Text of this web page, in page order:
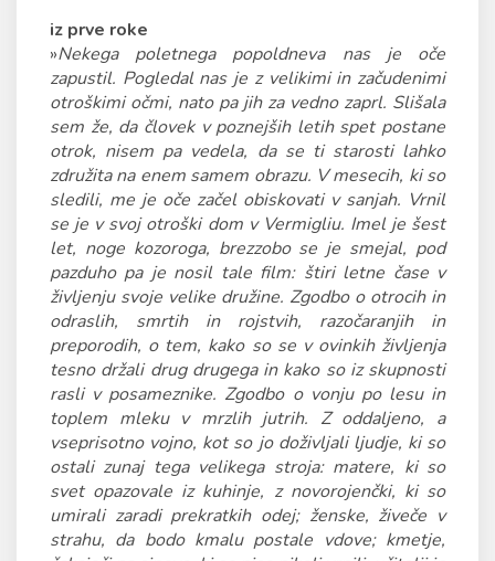
iz prve roke
»Nekega poletnega popoldneva nas je oče
zapustil. Pogledal nas je z velikimi in začudenimi
otroškimi očmi, nato pa jih za vedno zaprl. Slišala
sem že, da človek v poznejših letih spet postane
otrok, nisem pa vedela, da se ti starosti lahko
združita na enem samem obrazu. V mesecih, ki so
sledili, me je oče začel obiskovati v sanjah. Vrnil
se je v svoj otroški dom v Vermigliu. Imel je šest
let, noge kozoroga, brezzobo se je smejal, pod
pazduho pa je nosil tale film: štiri letne čase v
življenju svoje velike družine. Zgodbo o otrocih in
odraslih, smrtih in rojstvih, razočaranjih in
preporodih, o tem, kako so se v ovinkih življenja
tesno držali drug drugega in kako so iz skupnosti
rasli v posameznike. Zgodbo o vonju po lesu in
toplem mleku v mrzlih jutrih. Z oddaljeno, a
vseprisotno vojno, kot so jo doživljali ljudje, ki so
ostali zunaj tega velikega stroja: matere, ki so
svet opazovale iz kuhinje, z novorojenčki, ki so
umirali zaradi prekratkih odej; ženske, živeče v
strahu, da bodo kmalu postale vdove; kmetje,